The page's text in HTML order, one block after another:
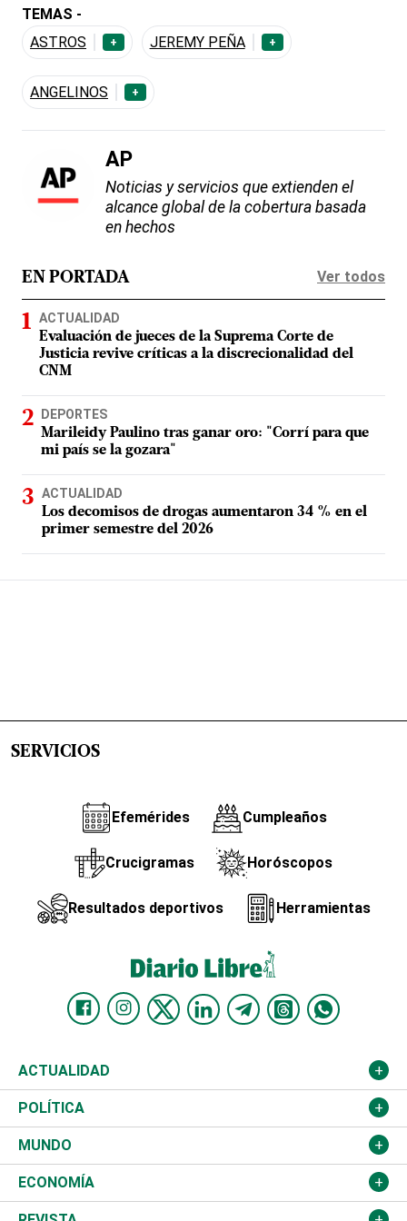
TEMAS -
ASTROS
+ JEREMY PEÑA +
ANGELINOS +
AP
Noticias y servicios que extienden el
alcance global de la cobertura basada
en hechos
EN PORTADA Ver todos
ACTUALIDAD
Evaluación de jueces de la Suprema Corte de
Justicia revive críticas a la discrecionalidad del
CNM
DEPORTES
Marileidy Paulino tras ganar oro: "Corrí para que
mi país se la gozara"
ACTUALIDAD
Los decomisos de drogas aumentaron 34 % en el
primer semestre del 2026
SERVICIOS
Efemérides Cumpleaños
Crucigramas Horóscopos
Resultados deportivos Herramientas
ACTUALIDAD
Nacional
Ciudad
Educación
Salud
POLÍTICA
Partidos
JCE
MUNDO
Estados Unidos
ECONOMÍA